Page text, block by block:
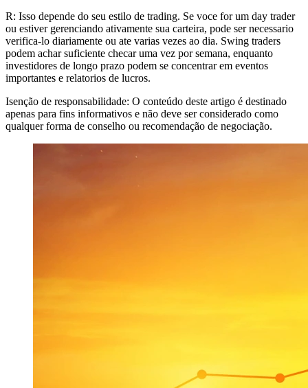
R: Isso depende do seu estilo de trading. Se voce for um day trader
ou estiver gerenciando ativamente sua carteira, pode ser necessario
verifica-lo diariamente ou ate varias vezes ao dia. Swing traders
podem achar suficiente checar uma vez por semana, enquanto
investidores de longo prazo podem se concentrar em eventos
importantes e relatorios de lucros.
Isenção de responsabilidade: O conteúdo deste artigo é destinado
apenas para fins informativos e não deve ser considerado como
qualquer forma de conselho ou recomendação de negociação.